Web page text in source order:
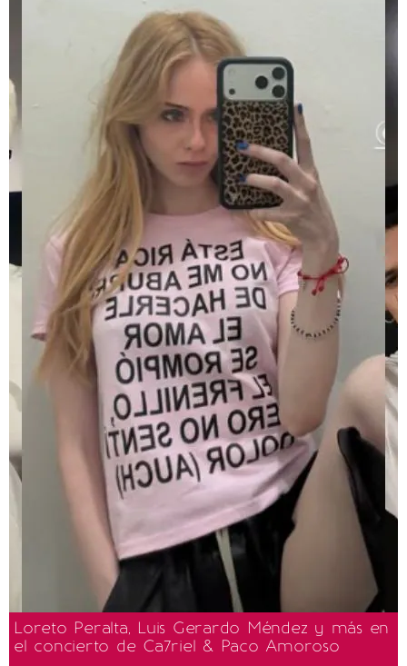
Loreto Peralta, Luis Gerardo Méndez y más en
el concierto de Ca7riel & Paco Amoroso